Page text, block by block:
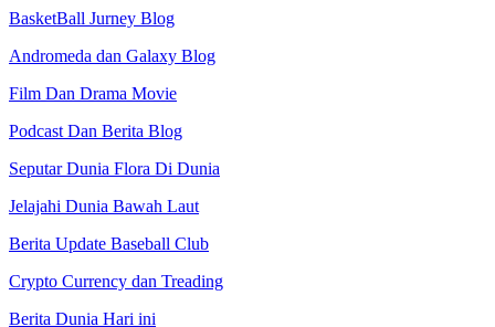
BasketBall Jurney Blog
Andromeda dan Galaxy Blog
Film Dan Drama Movie
Podcast Dan Berita Blog
Seputar Dunia Flora Di Dunia
Jelajahi Dunia Bawah Laut
Berita Update Baseball Club
Crypto Currency dan Treading
Berita Dunia Hari ini